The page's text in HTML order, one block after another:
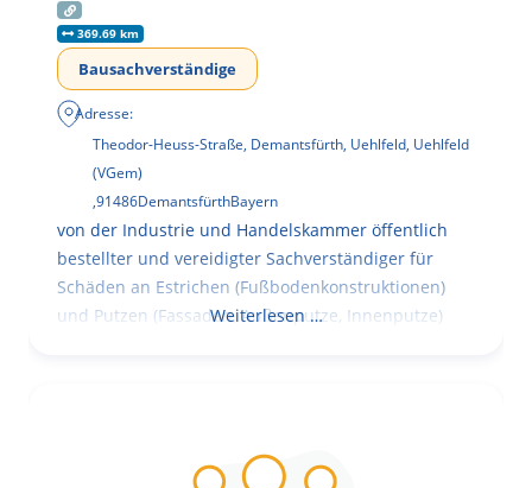
369.69 km
Bausachverständige
Adresse:
Theodor-Heuss-Straße, Demantsfürth, Uehlfeld, Uehlfeld
(VGem)
,91486DemantsfürthBayern
von der Industrie und Handelskammer öffentlich
bestellter und vereidigter Sachverständiger für
Schäden an Estrichen (Fußbodenkonstruktionen)
und Putzen (Fassaden, Außenputze, Innenputze)
Weiterlesen …